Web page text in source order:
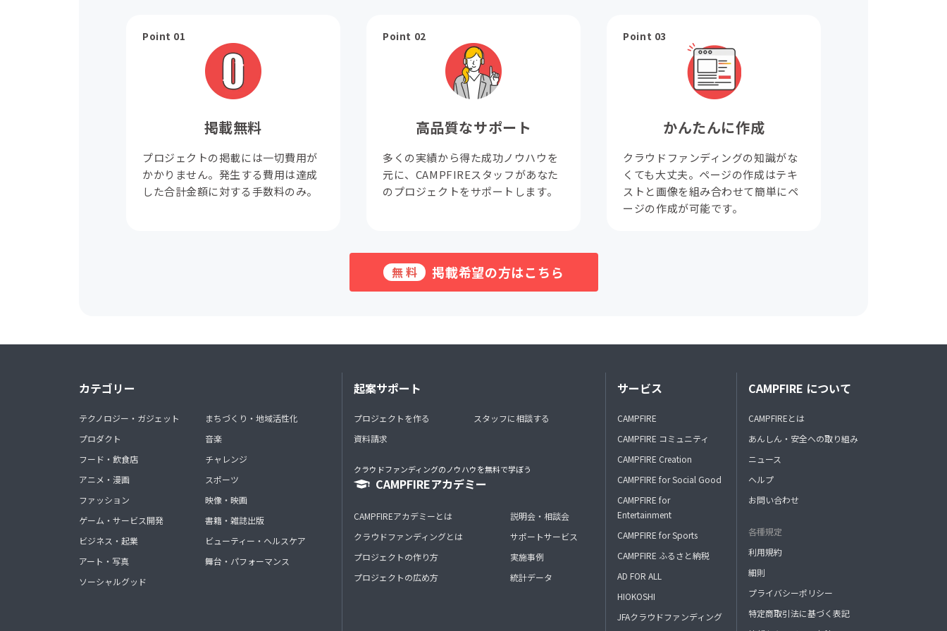
Point 01
掲載無料
プロジェクトの掲載には一切費用が
かかりません。発生する費用は達成
した合計金額に対する手数料のみ。
Point 02
高品質なサポート
多くの実績から得た成功ノウハウを
元に、CAMPFIREスタッフがあなた
のプロジェクトをサポートします。
Point 03
かんたんに作成
クラウドファンディングの知識がな
くても大丈夫。ページの作成はテキ
ストと画像を組み合わせて簡単にペ
ージの作成が可能です。
無料 掲載希望の方はこちら
カテゴリー
テクノロジー・ガジェット
プロダクト
フード・飲食店
アニメ・漫画
ファッション
ゲーム・サービス開発
ビジネス・起業
アート・写真
ソーシャルグッド
まちづくり・地域活性化
音楽
チャレンジ
スポーツ
映像・映画
書籍・雑誌出版
ビューティー・ヘルスケア
舞台・パフォーマンス
起案サポート
プロジェクトを作る
資料請求
スタッフに相談する
クラウドファンディングのノウハウを無料で学ぼう
CAMPFIREアカデミー
CAMPFIREアカデミーとは
クラウドファンディングとは
プロジェクトの作り方
プロジェクトの広め方
説明会・相談会
サポートサービス
実施事例
統計データ
サービス
CAMPFIRE
CAMPFIRE コミュニティ
CAMPFIRE Creation
CAMPFIRE for Social Good
CAMPFIRE for
Entertainment
CAMPFIRE for Sports
CAMPFIRE ふるさと納税
AD FOR ALL
HIOKOSHI
JFAクラウドファンディング
CAMPFIRE について
CAMPFIREとは
あんしん・安全への取り組み
ニュース
ヘルプ
お問い合わせ
各種規定
利用規約
細則
プライバシーポリシー
特定商取引法に基づく表記